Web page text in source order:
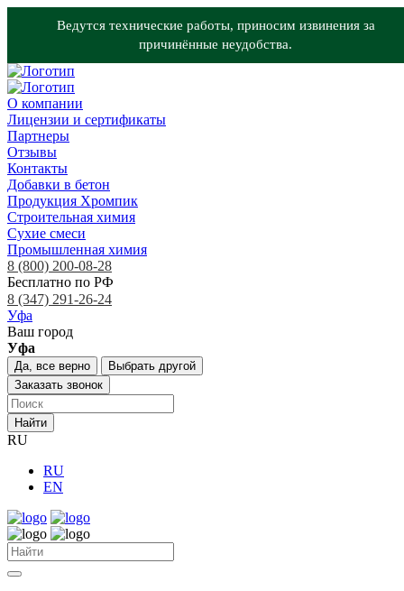
Ведутся технические работы, приносим извинения за
причинённые неудобства.
О компании
Лицензии и сертификаты
Партнеры
Отзывы
Контакты
Добавки в бетон
Продукция Хромпик
Строительная химия
Сухие смеси
Промышленная химия
8 (800) 200-08-28
Бесплатно по РФ
8 (347) 291-26-24
Уфа
Ваш город
Уфа
Да, все верно
Выбрать другой
Заказать звонок
Найти
RU
RU
EN